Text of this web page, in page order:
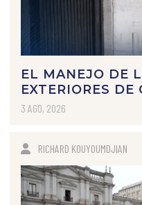
EL MANEJO DE
EXTERIORES DE
3 AGO, 2026
RICHARD KOUYOUMDJIAN